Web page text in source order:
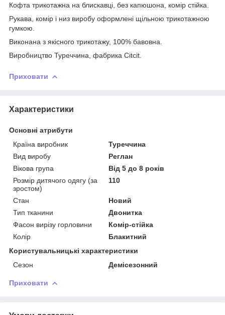
Кофта трикотажна на блискавці, без капюшона, комір стійка.
Рукава, комір і низ виробу оформлені щільною трикотажною
гумкою.
Виконана з якісного трикотажу, 100% бавовна.
Виробництво Туреччина, фабрика Citcit.
Приховати
Характеристики
Основні атрибути
Країна виробник
Туреччина
Вид виробу
Реглан
Вікова група
Від 5 до 8 років
Розмір дитячого одягу (за
зростом)
110
Стан
Новий
Тип тканини
Двонитка
Фасон вирізу горловини
Комір-стійка
Колір
Блакитний
Користувальницькі характеристики
Сезон
Демісезонний
Приховати